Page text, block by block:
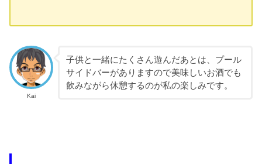
Kai
子供と一緒にたくさん遊んだあとは、プール
サイドバーがありますので美味しいお酒でも
飲みながら休憩するのが私の楽しみです。